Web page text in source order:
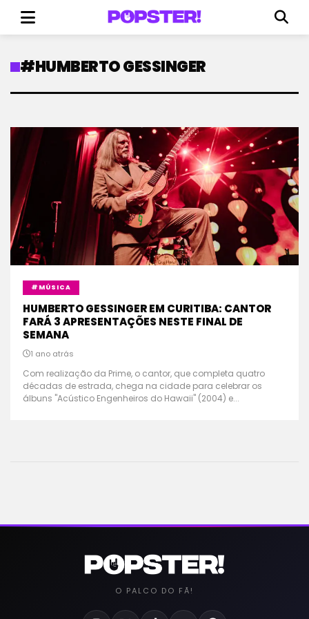
#HUMBERTO GESSINGER
#MÚSICA
HUMBERTO GESSINGER EM CURITIBA: CANTOR
FARÁ 3 APRESENTAÇÕES NESTE FINAL DE
SEMANA
1 ano atrás
Com realização da Prime, o cantor, que completa quatro
décadas de estrada, chega na cidade para celebrar os
álbuns "Acústico Engenheiros do Hawaii" (2004) e...
O PALCO DO FÃ!